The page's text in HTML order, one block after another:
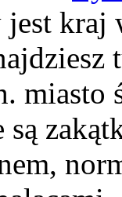
kraj
miasto